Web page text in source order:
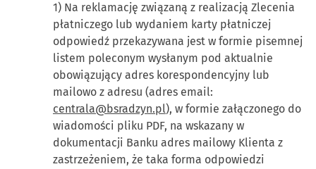
1) Na reklamację związaną z realizacją Zlecenia
płatniczego lub wydaniem karty płatniczej
odpowiedź przekazywana jest w formie pisemnej
listem poleconym wysłanym pod aktualnie
obowiązujący adres korespondencyjny lub
mailowo z adresu (adres email:
centrala@bsradzyn.pl), w formie załączonego do
wiadomości pliku PDF, na wskazany w
dokumentacji Banku adres mailowy Klienta z
zastrzeżeniem, że taka forma odpowiedzi